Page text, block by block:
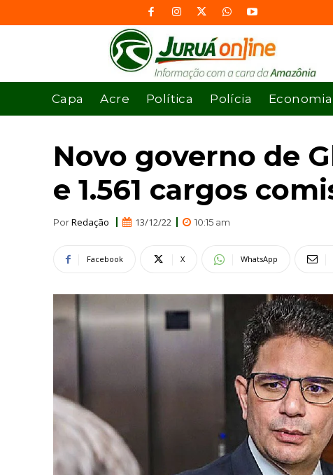
Capa Acre Política Polícia Economia
Novo governo de
e 1.561 cargos
PorRedação 13/12/22 10:15 am
Facebook X WhatsApp